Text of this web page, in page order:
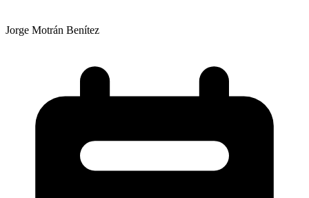
Jorge Motrán Benítez